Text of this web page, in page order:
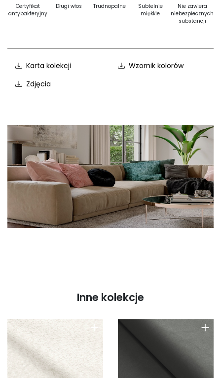
Certyfikat
antybakteryjny
Długi włos Trudnopalne
Subtelnie
miękkie
Nie zawiera
niebezpiecznych
substancji
Karta kolekcji
Wzornik kolorów
Zdjęcia
Inne kolekcje
+ +